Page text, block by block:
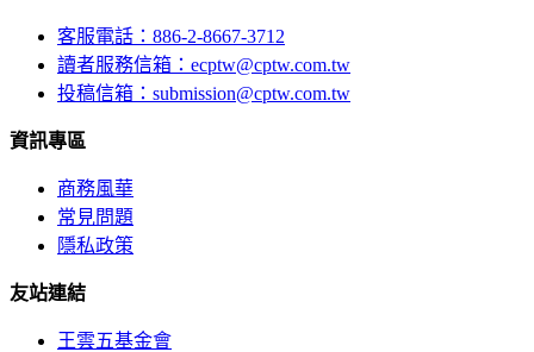
客服電話：886-2-8667-3712
讀者服務信箱：ecptw@cptw.com.tw
投稿信箱： submission@cptw.com.tw
資訊專區
商務風華
常見問題
隱私政策
友站連結
王雲五基金會